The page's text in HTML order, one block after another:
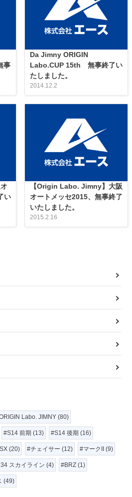
事
Da Jimny ORIGIN
Labo.CUP 15th 無事終了い
たしました。
2014.12.2
い
【Origin Labo. Jimny】大阪
オートメッセ2015、無事終了
いたしました。
2015.2.16
Labo. JIMNY (80)
#S14 前期 (13) #S14 後期 (16)
(20) #チェイサー (12) #マークII (9)
スカイライン (4) #BRZ (1)
(49)